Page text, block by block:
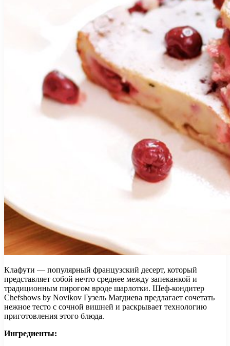
Клафути — популярный французский десерт, который
представляет собой нечто среднее между запеканкой и
традиционным пирогом вроде шарлотки. Шеф-кондитер
Chefshows by Novikov Гузель Магдиева предлагает сочетать
нежное тесто с сочной вишней и раскрывает технологию
приготовления этого блюда.
Ингредиенты: